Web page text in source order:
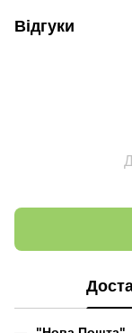
Відгуки